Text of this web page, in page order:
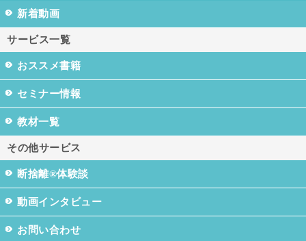
新着動画
サービス一覧
おススメ書籍
セミナー情報
教材一覧
その他サービス
断捨離®体験談
動画インタビュー
お問い合わせ